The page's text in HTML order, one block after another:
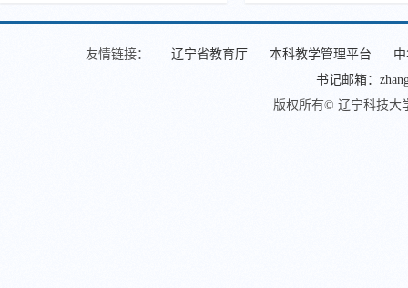
友情链接： 辽宁省教育厅 本科教学管理平台
书记邮箱：
版权所有© 辽宁科技大